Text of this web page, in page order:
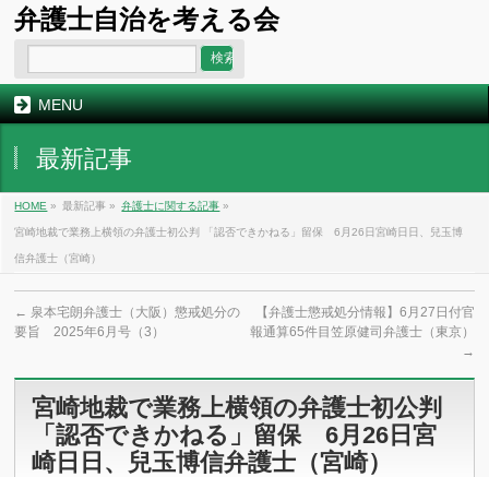
弁護士自治を考える会
MENU
最新記事
HOME » 最新記事 » 弁護士に関する記事 »
宮崎地裁で業務上横領の弁護士初公判 「認否できかねる」留保 6月26日宮崎日日、兒玉博
信弁護士（宮崎）
← 泉本宅朗弁護士（大阪）懲戒処分の
要旨 2025年6月号（3）
【弁護士懲戒処分情報】6月27日付官
報通算65件目笠原健司弁護士（東京）
→
宮崎地裁で業務上横領の弁護士初公判
「認否できかねる」留保 6月26日宮
崎日日、兒玉博信弁護士（宮崎）